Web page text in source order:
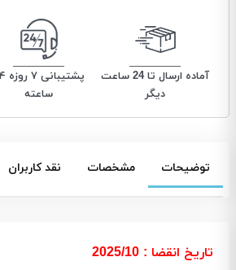
آماده ارسال تا 24 ساعت
دیگر
ساعته
توضیحات مشخصات نقد کاربران
تاریخ انقضا : 2025/10